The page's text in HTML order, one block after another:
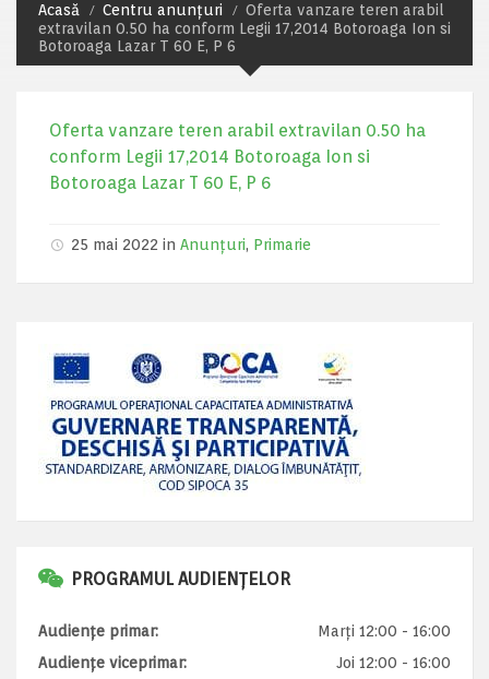
Acasă Centru anunțuri
Oferta vanzare teren arabil
extravilan 0.50 ha conform Legii 17,2014 Botoroaga Ion si
Botoroaga Lazar T 60 E, P 6
Oferta vanzare teren arabil extravilan 0.50 ha
conform Legii 17,2014 Botoroaga Ion si
Botoroaga Lazar T 60 E, P 6
25 mai 2022 in Anunțuri, Primarie
PROGRAMUL AUDIENȚELOR
Audiențe primar:
Marți 12:00 - 16:00
Audiențe viceprimar:
Joi 12:00 - 16:00